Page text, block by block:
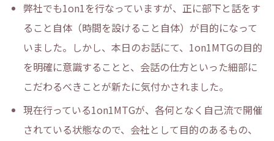
弊社でも1on1を行なっていますが、正に部下と話をす
ること自体（時間を設けること自体）が目的になって
いました。しかし、本日のお話にて、1on1MTGの目的
を明確に意識することと、会話の仕方といった細部に
こだわるべきことが新たに気付かされました。
現在行っている1on1MTGが、各何となく自己流で開催
されている状態なので、会社として目的のあるもの、